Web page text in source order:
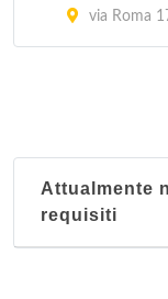
via Roma
Attualmente
requisiti